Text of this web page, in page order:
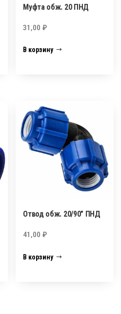
Муфта обж. 20 ПНД
31,00₽
В корзину
Отвод обж. 20/90″ ПНД
41,00₽
В корзину